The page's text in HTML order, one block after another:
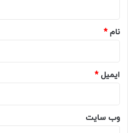
نام*
ایمیل*
وب‌ سایت